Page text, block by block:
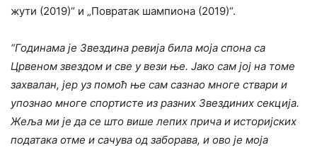
жути (2019)“ и „Повратак шампиона (2019)“.
“Годинама је Звездина ревија била моја спона са
Црвеном звездом и све у вези ње. Јако сам јој на томе
захвалан, јер уз помоћ ње сам сазнао многе ствари и
упознао многе спортисте из разних Звездиних секција.
Жеља ми је да се што више лепих прича и историјских
података отме и сачува од заборава, и ово је моја